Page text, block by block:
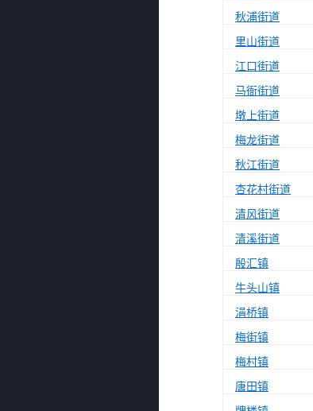
秋浦街道
里山街道
江口街道
马衙街道
墩上街道
梅龙街道
秋江街道
杏花村街道
清风街道
清溪街道
殷汇镇
牛头山镇
涓桥镇
梅街镇
梅村镇
唐田镇